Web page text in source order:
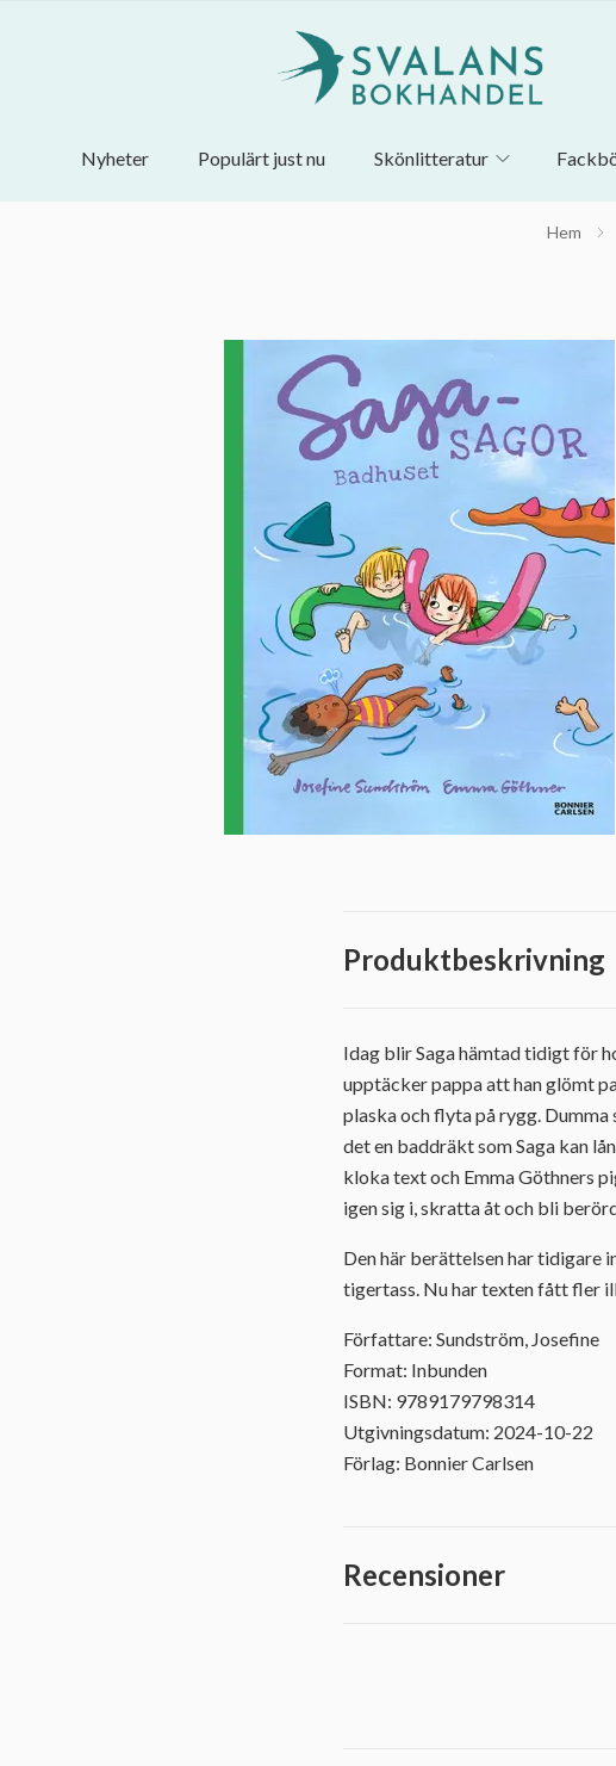
Nyheter Populärt just nu Skönlitteratur
Hem
Produktbeskrivning
Idag blir Saga hämtad tidigt för
upptäcker pappa att han glömt
plaska och flyta på rygg.
det en baddräkt som Saga kan
kloka text och Emma Göthners
igen sig i, skratta åt och bli
Den här berättelsen har tidigare
tigertass. Nu har texten fått fler
Författare: Sundström, Josefine
Format: Inbunden
ISBN: 9789179798314
Utgivningsdatum: 2024-10-22
Förlag: Bonnier Carlsen
Recensioner